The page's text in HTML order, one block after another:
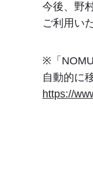
今後、野
ご利用い
※「
自動的に
https://